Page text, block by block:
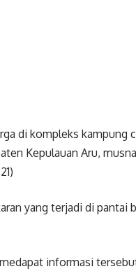
di kompleks kampung
Kepulauan Aru,
yang terjadi di pantai
informasi